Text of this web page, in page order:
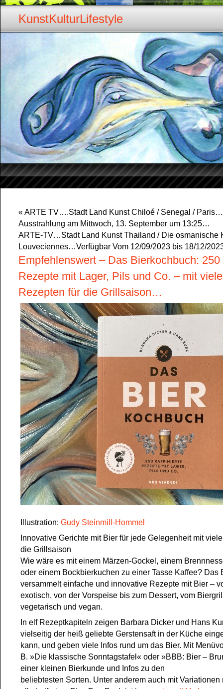
KunstKulturLifestyle
«ARTE TV….Stadt Land Kunst Chiloé / Senegal /
Ausstrahlung am Mittwoch, 13. September um 13:25…
ARTE-TV…Stadt Land Kunst Thailand / Die osmanische
Louveciennes…Verfügbar Vom 12/09/2023 bis 18/12/
Empfehlenswert – Das Bierkochbuch:
Rezepte mit Lager, Pils und Co. – mit
Rezepten für die Grillsaison…
Illustration: Gudy Steinmill-Hommel
Innovative Gerichte mit Bier für jede Gelegenheit mit
die Grillsaison
Wie wäre es mit einem Märzen-Gockel, einem
oder einem Bockbierkuchen zu einer Tasse Kaffee? Das
versammelt einfache und innovative Rezepte mit Bier –
exotisch, von der Vorspeise bis zum Dessert, vom
vegetarisch und vegan.
In elf Rezeptkapiteln zeigen Barbara Dicker und Hans
vielseitig der heiß geliebte Gerstensaft in der Küche
kann, und geben viele Infos rund um das Bier. Mit
B. »Die klassische Sonntagstafel« oder »BBB: Bier –
einer kleinen Bierkunde und Infos zu den
beliebtesten Sorten. Unter anderem auch mit Variationen